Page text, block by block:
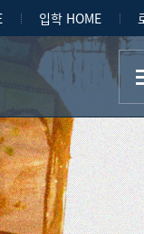
입학 HOME